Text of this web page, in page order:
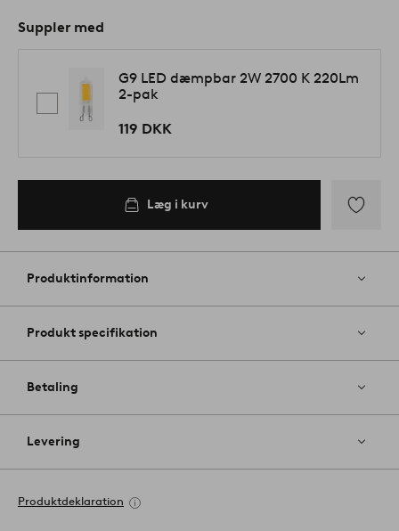
Suppler med
G9 LED dæmpbar 2W 2700 K 220Lm
2-pak
119 DKK
Læg i kurv
til
Produktinformation
Produkt specifikation
Betaling
Levering
Produktdeklaration